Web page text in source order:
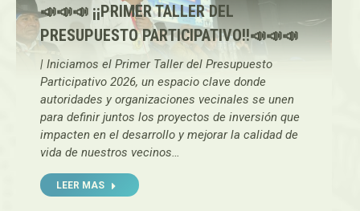
📣📣📣 ¡¡PRIMER TALLER DEL
PRESUPUESTO PARTICIPATIVO!!📣📣📣
| Iniciamos el Primer Taller del Presupuesto
Participativo 2026, un espacio clave donde
autoridades y organizaciones vecinales se unen
para definir juntos los proyectos de inversión que
impacten en el desarrollo y mejorar la calidad de
vida de nuestros vecinos…
LEER MAS